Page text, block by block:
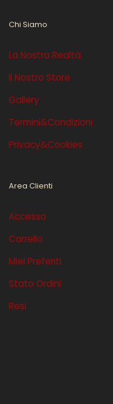
Chi Siamo
La Nostra Realtà
Il Nostro Store
Gallery
Termini&Condizioni
Privacy&Cookies
Area Clienti
Accesso
Carrello
Miei Preferiti
Stato Ordini
Resi